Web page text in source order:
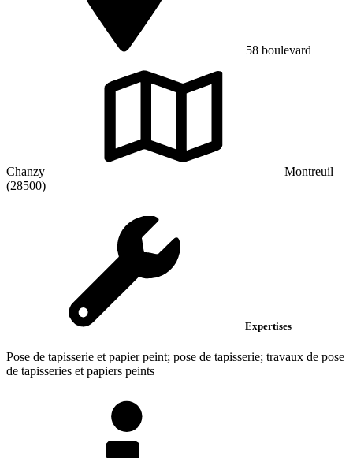
58 boulevard
Chanzy
Montreuil
(28500)
Expertises
Pose de tapisserie et papier peint; pose de tapisserie; travaux de pose
de tapisseries et papiers peints